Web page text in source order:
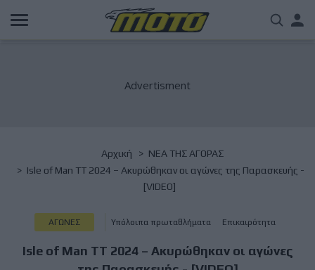
Παράκαμψη
προς
Breadcrumb
Αρχική
NΕΑ ΤΗΣ ΑΓΟΡΑΣ
Isle of Man TT 2024 – Ακυρώθηκαν οι αγώνες της Παρασκευής -
[VIDEO]
ΑΓΩΝΕΣ Υπόλοιπα πρωταθλήματα Επικαιρότητα
Isle of Man TT 2024 – Ακυρώθηκαν οι αγώνες